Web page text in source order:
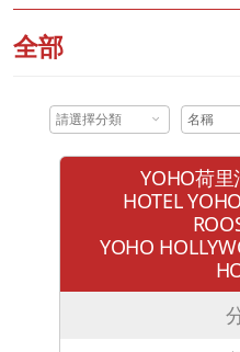
全部
請選擇分類
YOHO荷
HOTEL
YOHO